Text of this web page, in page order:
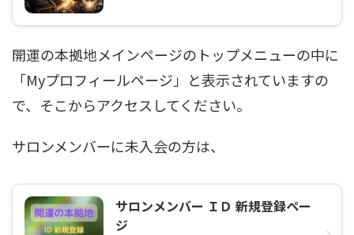
開運の本拠地メインページのトップメニューの中に
「Myプロフィールページ」と表示されていますの
で、そこからアクセスしてください。
サロンメンバーに未入会の方は、
サロンメンバー ＩＤ 新規登録ペー
ジ